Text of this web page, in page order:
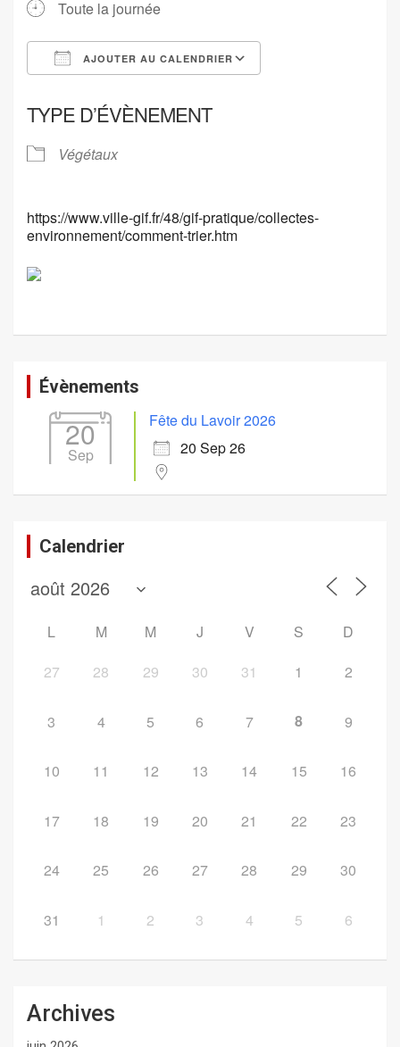
Toute la journée
AJOUTER AU CALENDRIER
TYPE D’ÉVÈNEMENT
Végétaux
https://www.ville-gif.fr/48/gif-pratique/collectes-
environnement/comment-trier.htm
Évènements
20
Sep
Fête du Lavoir 2026
20 Sep 26
Calendrier
L M M J V S
D
27
28 29 30 31 1 2
3 4 5 6 7 8 9
10 11 12 13 14 15 16
17 18 19 20 21 22 23
24 25 26 27 28 29 30
31 1 2 3 4 5 6
Archives